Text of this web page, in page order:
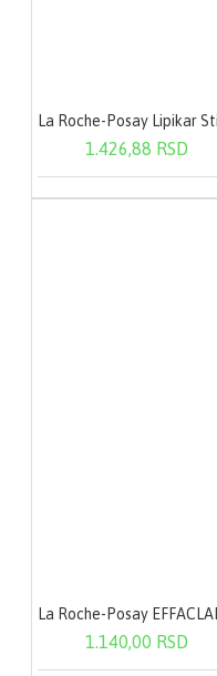
1.426,88 RSD
1.140,00 RSD